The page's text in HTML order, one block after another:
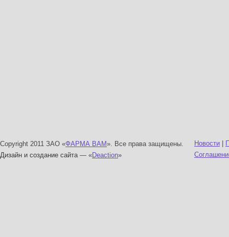
Copyright 2011 ЗАО «ФАРМА ВАМ». Все права защищены.
Дизайн и создание сайта— «Deaction»
Новости